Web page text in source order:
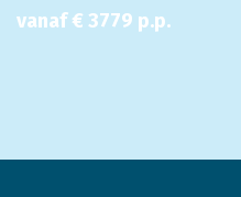
vanaf € 3779 p.p.